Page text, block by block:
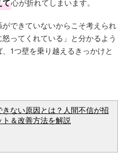
て心が折れてしまいます。
できていないからこそ考えられ
ってくれている」と分かるよう
1つ壁を乗り越えるきっかけと
ない原因とは？人間不信が招
ト＆改善方法を解説